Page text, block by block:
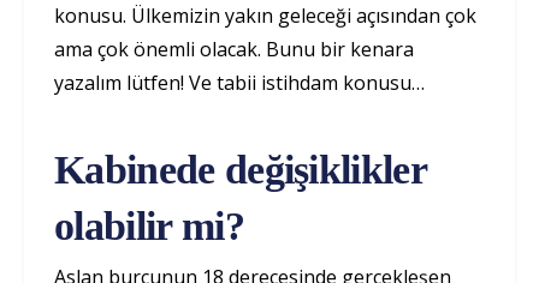
konusu. Ülkemizin yakın geleceği açısından çok
ama çok önemli olacak. Bunu bir kenara
yazalım lütfen! Ve tabii istihdam konusu…
Kabinede değişiklikler
olabilir mi?
Aslan burcunun 18 derecesinde gerçekleşen